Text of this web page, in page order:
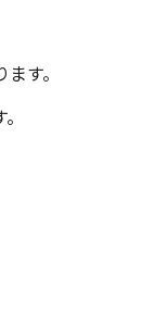
す。